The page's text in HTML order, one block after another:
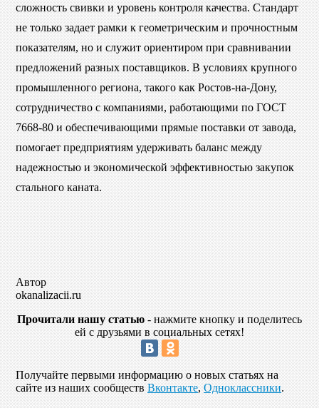
сложность свивки и уровень контроля качества. Стандарт
не только задает рамки к геометрическим и прочностным
показателям, но и служит ориентиром при сравнивании
предложений разных поставщиков. В условиях крупного
промышленного региона, такого как Ростов-на-Дону,
сотрудничество с компаниями, работающими по ГОСТ
7668-80 и обеспечивающими прямые поставки от завода,
помогает предприятиям удерживать баланс между
надежностью и экономической эффективностью закупок
стального каната.
Автор
okanalizacii.ru
Прочитали нашу статью - нажмите кнопку и поделитесь
ей с друзьями в социальных сетях!
Получайте первыми информацию о новых статьях на
сайте из наших сообществ Вконтакте, Одноклассники.